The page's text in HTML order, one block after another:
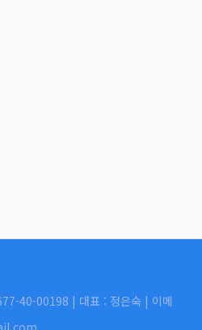
40-00198 | 대표 : 정은숙 | 이메